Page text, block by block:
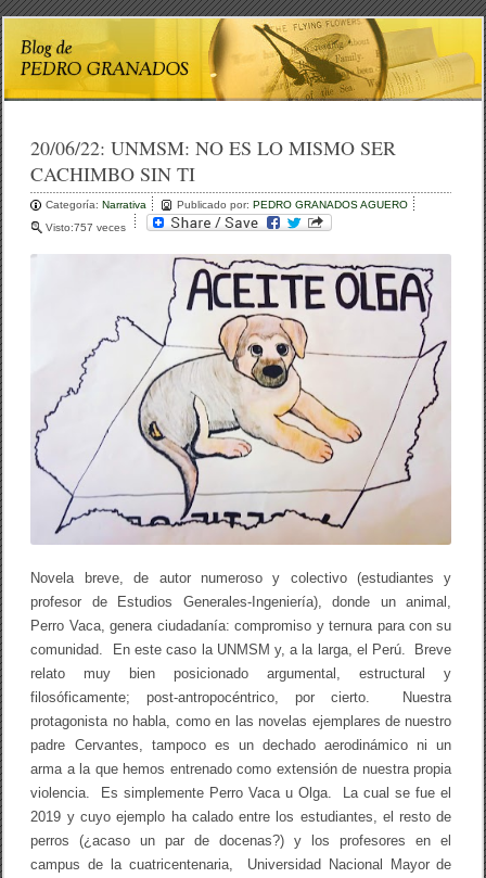
20/06/22:UNMSM: NO ES LO MISMO SER
CACHIMBO SIN TI
Categoría:Narrativa Publicado por:PEDRO GRANADOS AGUERO
Visto:757 veces
Novela breve, de autor numeroso y colectivo (estudiantes y
profesor de Estudios Generales-Ingeniería), donde un animal,
Perro Vaca, genera ciudadanía: compromiso y ternura para con su
comunidad. En este caso la UNMSM y, a la larga, el Perú. Breve
relato muy bien posicionado argumental, estructural y
filosóficamente; post-antropocéntrico, por cierto. Nuestra
protagonista no habla, como en las novelas ejemplares de nuestro
padre Cervantes, tampoco es un dechado aerodinámico ni un
arma a la que hemos entrenado como extensión de nuestra propia
violencia. Es simplemente Perro Vaca u Olga. La cual se fue el
2019 y cuyo ejemplo ha calado entre los estudiantes, el resto de
perros (¿acaso un par de docenas?) y los profesores en el
campus de la cuatricentenaria, Universidad Nacional Mayor de